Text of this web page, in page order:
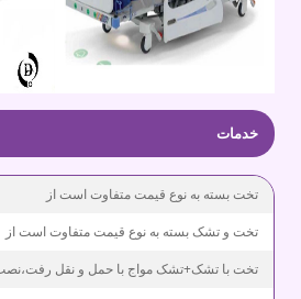
خدمات
تخت بسته به نوع قیمت متفاوت است از
تخت و تشک بسته به نوع قیمت متفاوت است از
تخت با تشک+تشک مواج با حمل و نقل